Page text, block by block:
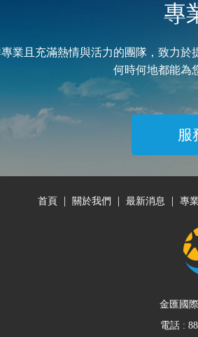
專
業且充滿熱情與活力的團隊，致力
何時何地都能為
服
首頁 | 關於我們 | 最新消息 | 專
金匯國
電話 :